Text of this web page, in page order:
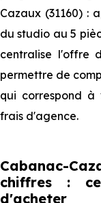
Cazaux (31160) :
du studio au 5
centralise l'offre
permettre de
qui correspond à
frais d'agence.
Cabanac-
chiffres :
d'acheter